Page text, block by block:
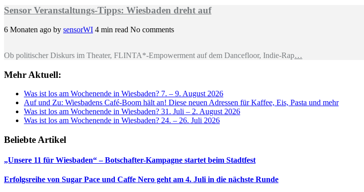
Sensor Veranstaltungs-Tipps: Wiesbaden dreht auf
6 Monaten ago by sensorWI 4 min read No comments
Ob politischer Diskurs im Theater, FLINTA*-Empowerment auf dem Dancefloor, Indie-Rap…
Mehr Aktuell:
Was ist los am Wochenende in Wiesbaden? 7. – 9. August 2026
Auf und Zu: Wiesbadens Café-Boom hält an! Diese neuen Adressen für Kaffee, Eis, Pasta und mehr
Was ist los am Wochenende in Wiesbaden? 31. Juli – 2. August 2026
Was ist los am Wochenende in Wiesbaden? 24. – 26. Juli 2026
Beliebte Artikel
„Unsere 11 für Wiesbaden“ – Botschafter-Kampagne startet beim Stadtfest
Erfolgsreihe von Sugar Pace und Caffe Nero geht am 4. Juli in die nächste Runde